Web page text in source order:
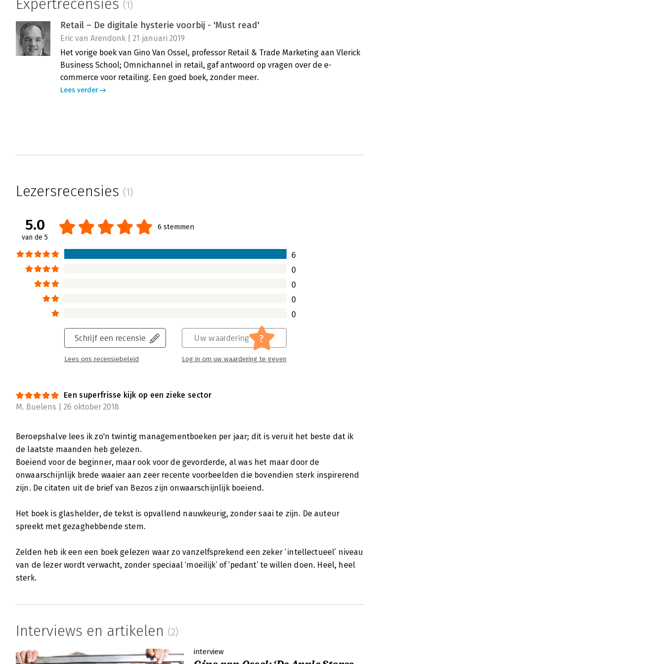
Expertrecensies (1)
Retail – De digitale hysterie voorbij - 'Must read'
Eric van Arendonk | 21 januari 2019
Het vorige boek van Gino Van Ossel, professor Retail & Trade Marketing aan Vlerick
Business School; Omnichannel in retail, gaf antwoord op vragen over de e-
commerce voor retailing. Een goed boek, zonder meer.
Lees verder
Lezersrecensies (1)
5.0
van de 5
6 stemmen
6
0
0
0
0
Schrijf een recensie
Lees ons recensiebeleid
Uw waardering ?
Log in om uw waardering te geven
Een superfrisse kijk op een zieke sector
M. Buelens | 26 oktober 2018
Beroepshalve lees ik zo'n twintig managementboeken per jaar; dit is veruit het beste dat ik
de laatste maanden heb gelezen.
Boeiend voor de beginner, maar ook voor de gevorderde, al was het maar door de
onwaarschijnlijk brede waaier aan zeer recente voorbeelden die bovendien sterk inspirerend
zijn. De citaten uit de brief van Bezos zijn onwaarschijnlijk boeiend.
Het boek is glashelder, de tekst is opvallend nauwkeurig, zonder saai te zijn. De auteur
spreekt met gezaghebbende stem.
Zelden heb ik een een boek gelezen waar zo vanzelfsprekend een zeker ‘intellectueel’ niveau
van de lezer wordt verwacht, zonder speciaal ‘moeilijk’ of ‘pedant’ te willen doen. Heel, heel
sterk.
Interviews en artikelen (2)
interview